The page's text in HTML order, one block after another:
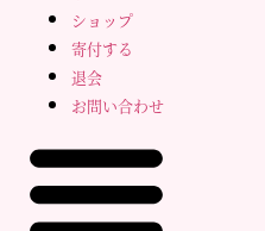
ショップ
寄付する
退会
お問い合わせ